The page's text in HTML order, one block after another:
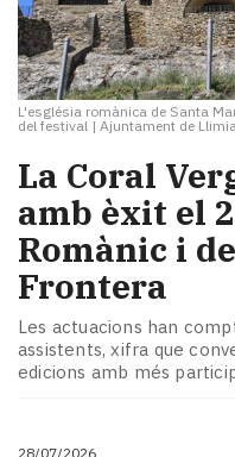
L'església romànica de Santa
del festival | Ajuntament de
La Coral
amb èxit el
Romànic i
Frontera
Les actuacions han
assistents, xifra que
edicions amb més
28/07/2026